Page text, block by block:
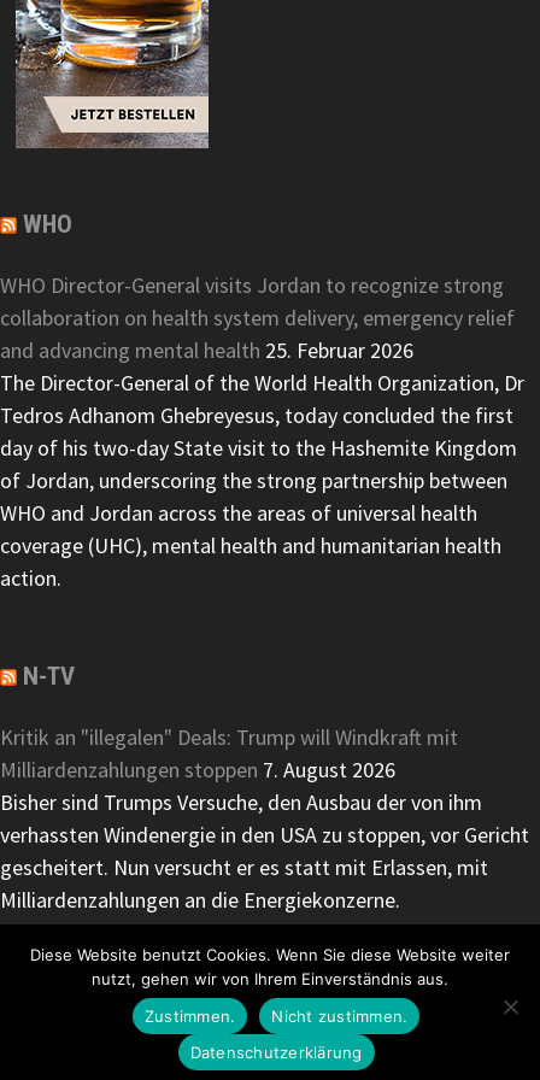
WHO
WHO Director-General visits Jordan to recognize strong
collaboration on health system delivery, emergency relief
and advancing mental health 25. Februar 2026
The Director-General of the World Health Organization, Dr
Tedros Adhanom Ghebreyesus, today concluded the first
day of his two-day State visit to the Hashemite Kingdom
of Jordan, underscoring the strong partnership between
WHO and Jordan across the areas of universal health
coverage (UHC), mental health and humanitarian health
action.
N-TV
Kritik an "illegalen" Deals: Trump will Windkraft mit
Milliardenzahlungen stoppen 7. August 2026
Bisher sind Trumps Versuche, den Ausbau der von ihm
verhassten Windenergie in den USA zu stoppen, vor Gericht
gescheitert. Nun versucht er es statt mit Erlassen, mit
Milliardenzahlungen an die Energiekonzerne.
www.durstratgeber.de 2020 - Mit Stolz präsentiert von
Bam.
Diese Website benutzt Cookies. Wenn Sie diese Website weiter
nutzt, gehen wir von Ihrem Einverständnis aus.
Zustimmen.
Nicht zustimmen.
Datenschutzerklärung